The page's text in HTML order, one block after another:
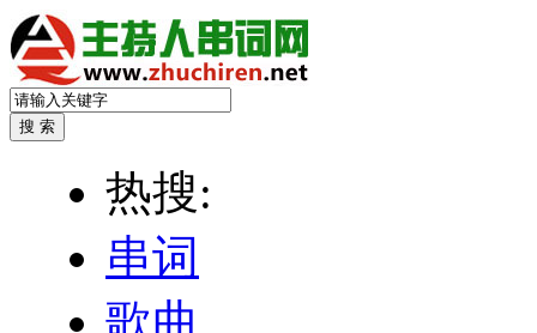
热搜:
串词
歌曲